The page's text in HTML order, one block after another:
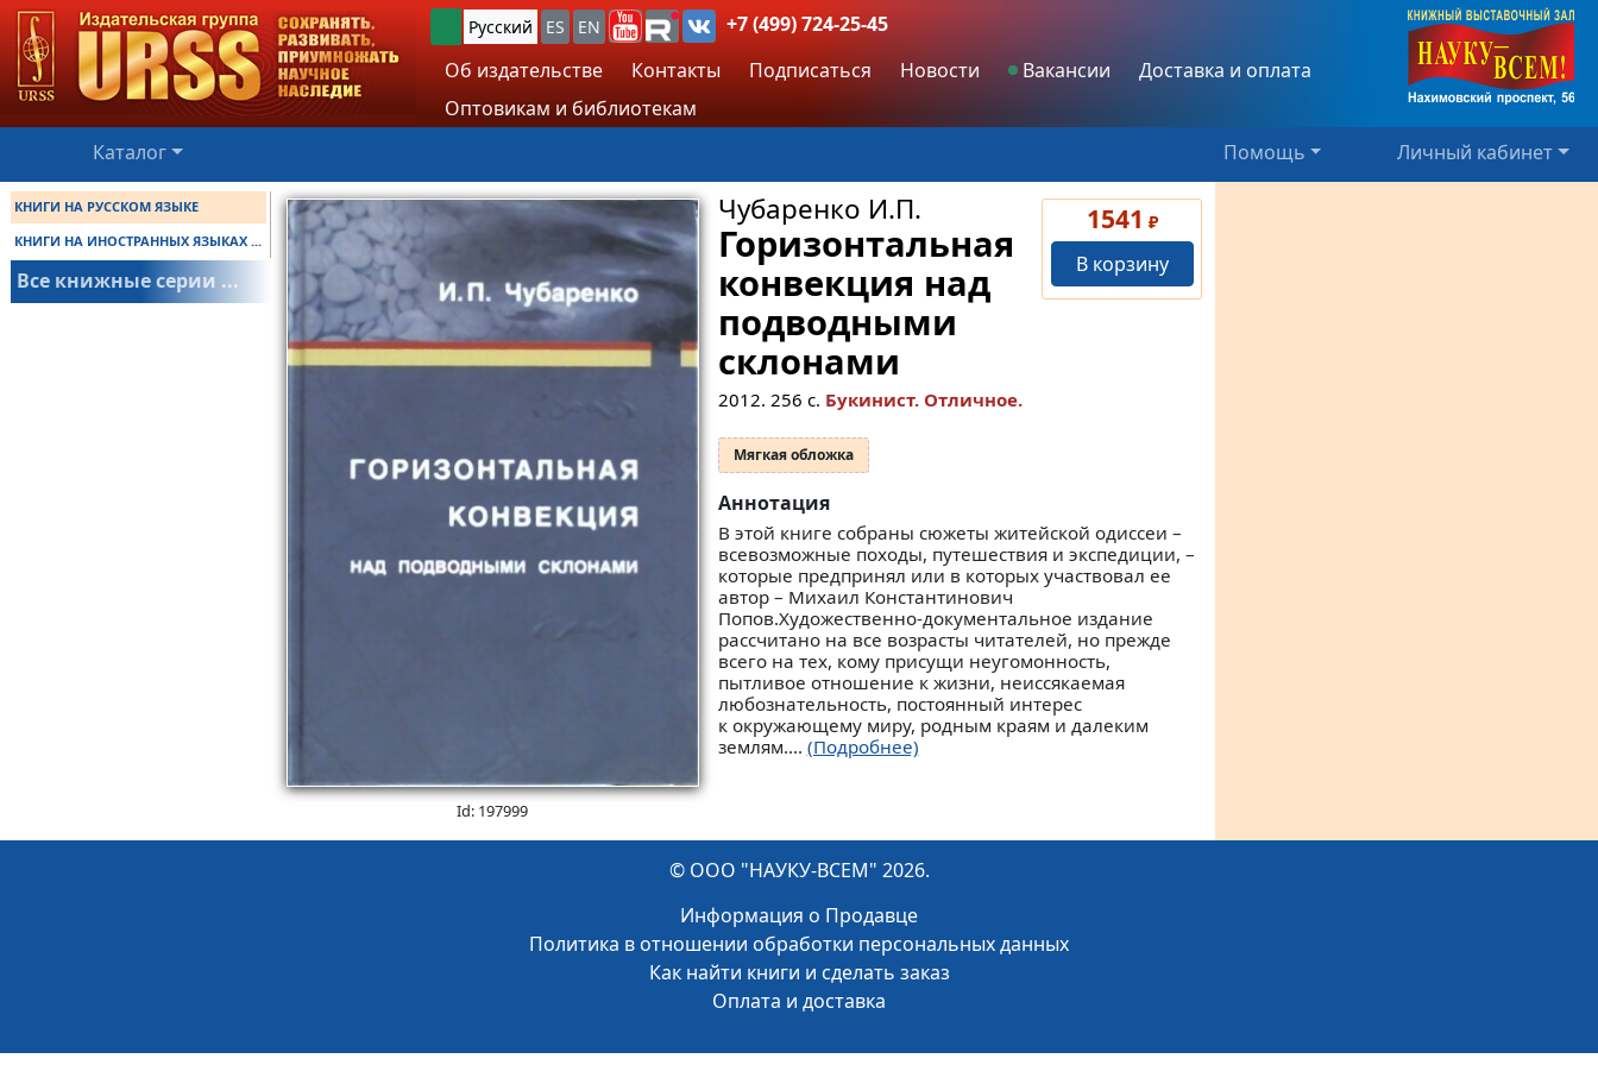
Русский ES EN
+7 (499) 724-25-45
Об издательстве
Контакты Подписаться Новости Вакансии
Доставка и оплата
Оптовикам и библиотекам
Каталог
Помощь Личный кабинет
КНИГИ НА РУССКОМ ЯЗЫКЕ
КНИГИ НА ИНОСТРАННЫХ ЯЗЫКАХ ...
Все книжные серии ...
Id: 197999
1541 ₽
В корзину
Чубаренко И.П.
Горизонтальная
конвекция над
подводными
склонами
2012. 256 с. Букинист. Отличное.
Мягкая обложка
Аннотация
В этой книге собраны сюжеты житейской одиссеи –
всевозможные походы, путешествия и экспедиции, –
которые предпринял или в которых участвовал ее
автор – Михаил Константинович
Попов.Художественно-документальное издание
рассчитано на все возрасты читателей, но прежде
всего на тех, кому присущи неугомонность,
пытливое отношение к жизни, неиссякаемая
любознательность, постоянный интерес
к окружающему миру, родным краям и далеким
землям.... (Подробнее)
© ООО "НАУКУ-ВСЕМ" 2026.
Информация о Продавце
Политика в отношении обработки персональных данных
Как найти книги и сделать заказ
Оплата и доставка